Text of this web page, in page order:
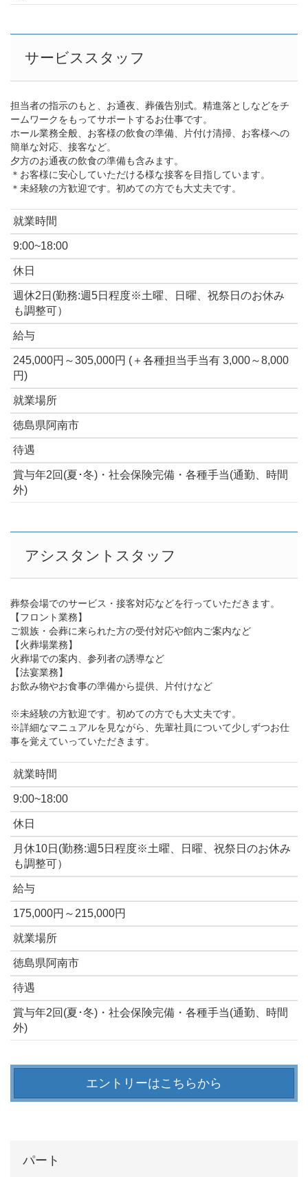
サービススタッフ
担当者の指示のもと、お通夜、葬儀告別式。精進落としなどをチ
ームワークをもってサポートするお仕事です。
ホール業務全般、お客様の飲食の準備、片付け清掃、お客様への
簡単な対応、接客など。
夕方のお通夜の飲食の準備も含みます。
＊お客様に安心していただける様な接客を目指しています。
＊未経験の方歓迎です。初めての方でも大丈夫です。
就業時間
9:00~18:00
休日
週休2日(勤務:週5日程度※土曜、日曜、祝祭日のお休み
も調整可）
給与
245,000円～305,000円 (＋各種担当手当有 3,000～8,000
円)
就業場所
徳島県阿南市
待遇
賞与年2回(夏･冬)・社会保険完備・各種手当(通勤、時間
外)
アシスタントスタッフ
葬祭会場でのサービス・接客対応などを行っていただきます。
【フロント業務】
ご親族・会葬に来られた方の受付対応や館内ご案内など
【火葬場業務】
火葬場での案内、参列者の誘導など
【法宴業務】
お飲み物やお食事の準備から提供、片付けなど
※未経験の方歓迎です。初めての方でも大丈夫です。
※詳細なマニュアルを見ながら、先輩社員について少しずつお仕
事を覚えていっていただきます。
就業時間
9:00~18:00
休日
月休10日(勤務:週5日程度※土曜、日曜、祝祭日のお休み
も調整可）
給与
175,000円～215,000円
就業場所
徳島県阿南市
待遇
賞与年2回(夏･冬)・社会保険完備・各種手当(通勤、時間
外)
エントリーはこちらから
パート